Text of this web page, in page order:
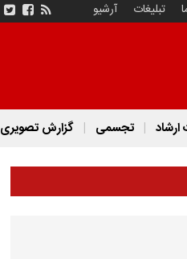
تبلیغات آرشیو
ارشاد تجسمی گزارش تصویری